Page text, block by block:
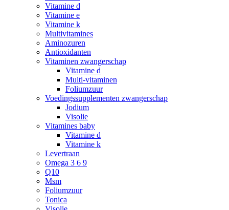
Vitamine d
Vitamine e
Vitamine k
Multivitamines
Aminozuren
Antioxidanten
Vitaminen zwangerschap
Vitamine d
Multi-vitaminen
Foliumzuur
Voedingssupplementen zwangerschap
Jodium
Visolie
Vitamines baby
Vitamine d
Vitamine k
Levertraan
Omega 3 6 9
Q10
Msm
Foliumzuur
Tonica